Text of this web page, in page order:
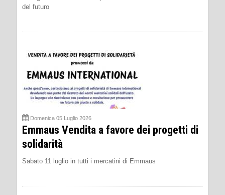
del futuro
Domenica 05 Luglio 2026
Emmaus Vendita a favore dei progetti di
solidarità
Sabato 11 luglio in tutti i mercatini di Emmaus